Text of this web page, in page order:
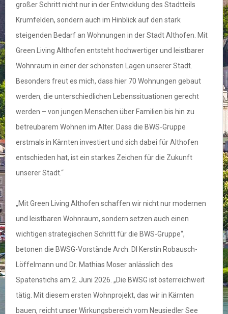
großer Schritt nicht nur in der Entwicklung des Stadtteils
Krumfelden, sondern auch im Hinblick auf den stark
steigenden Bedarf an Wohnungen in der Stadt Althofen. Mit
Green Living Althofen entsteht hochwertiger und leistbarer
Wohnraum in einer der schönsten Lagen unserer Stadt.
Besonders freut es mich, dass hier 70 Wohnungen gebaut
werden, die unterschiedlichen Lebenssituationen gerecht
werden – von jungen Menschen über Familien bis hin zu
betreubarem Wohnen im Alter. Dass die BWS-Gruppe
erstmals in Kärnten investiert und sich dabei für Althofen
entschieden hat, ist ein starkes Zeichen für die Zukunft
unserer Stadt.“
„Mit Green Living Althofen schaffen wir nicht nur modernen
und leistbaren Wohnraum, sondern setzen auch einen
wichtigen strategischen Schritt für die BWS-Gruppe“,
betonen die BWSG-Vorstände Arch. DI Kerstin Robausch-
Löffelmann und Dr. Mathias Moser anlässlich des
Spatenstichs am 2. Juni 2026. „Die BWSG ist österreichweit
tätig. Mit diesem ersten Wohnprojekt, das wir in Kärnten
bauen, reicht unser Wirkungsbereich vom Neusiedler See